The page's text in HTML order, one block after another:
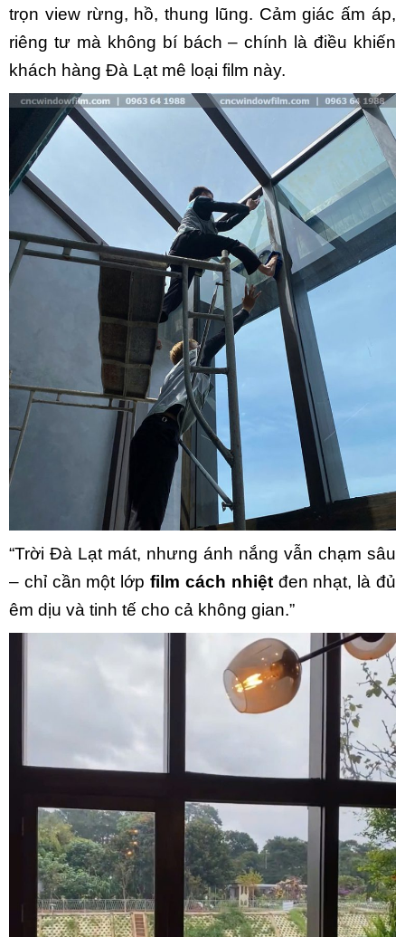
trọn view rừng, hồ, thung lũng. Cảm giác ấm áp,
riêng tư mà không bí bách – chính là điều khiến
khách hàng Đà Lạt mê loại film này.
“Trời Đà Lạt mát, nhưng ánh nắng vẫn chạm sâu
– chỉ cần một lớpfilm cách nhiệtđen nhạt, là đủ
êm dịu và tinh tế cho cả không gian.”